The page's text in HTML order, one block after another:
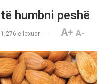
humbni peshë
1,276 e lexuar A+ A-